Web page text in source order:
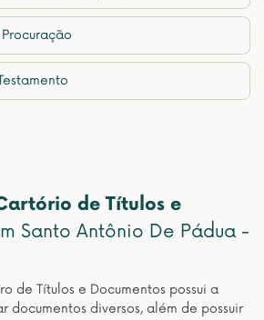
de Títulos e
Santo Antônio De Pádua -
de Títulos e Documentos possui a
documentos diversos, além de possuir